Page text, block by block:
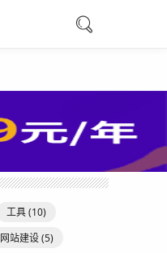
工具(10)
网站建设(5)